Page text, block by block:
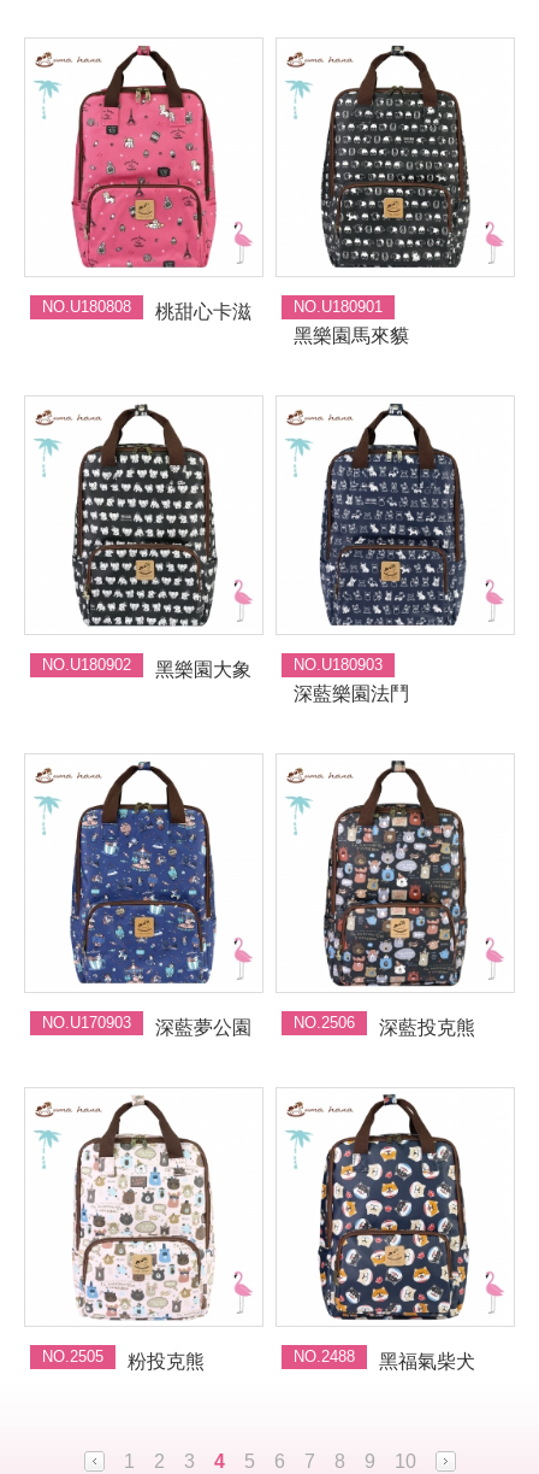
NO.U180808 桃甜心卡滋 NO.U180901
黑樂園馬來貘
NO.U180902 黑樂園大象 NO.U180903
深藍樂園法鬥
NO.U170903 深藍夢公園 NO.2506 深藍投克熊
NO.2505 粉投克熊 NO.2488 黑福氣柴犬
1 2 3 4 5 6 7 8 9 10